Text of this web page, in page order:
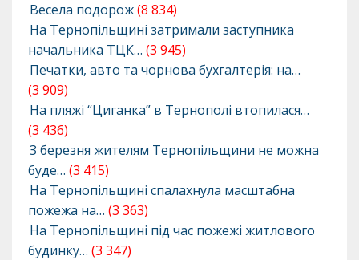
Весела подорож(8 834)
На Тернопільщині затримали заступника
начальника ТЦК… (3 945)
Печатки, авто та чорнова бухгалтерія: на…
(3 909)
На пляжі “Циганка” в Тернополі втопилася…
(3 436)
З березня жителям Тернопільщини не можна
буде… (3 415)
На Тернопільщині спалахнула масштабна
пожежа на… (3 363)
На Тернопільщині під час пожежі житлового
будинку… (3 347)